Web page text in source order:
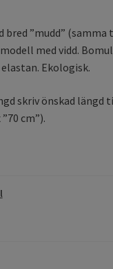
bred ”mudd” (samma
med vidd.
Ekologisk.
skriv önskad längd
cm”).